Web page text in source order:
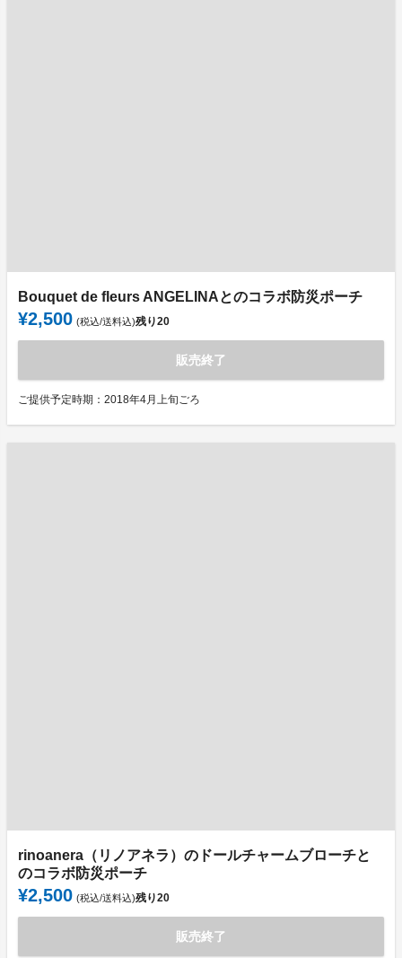
Bouquet de fleurs ANGELINAとのコラボ防災ポーチ
¥2,500 (税込/送料込)残り20
販売終了
ご提供予定時期：2018年4月上旬ごろ
rinoanera（リノアネラ）のドールチャームブローチと
のコラボ防災ポーチ
¥2,500 (税込/送料込)残り20
販売終了